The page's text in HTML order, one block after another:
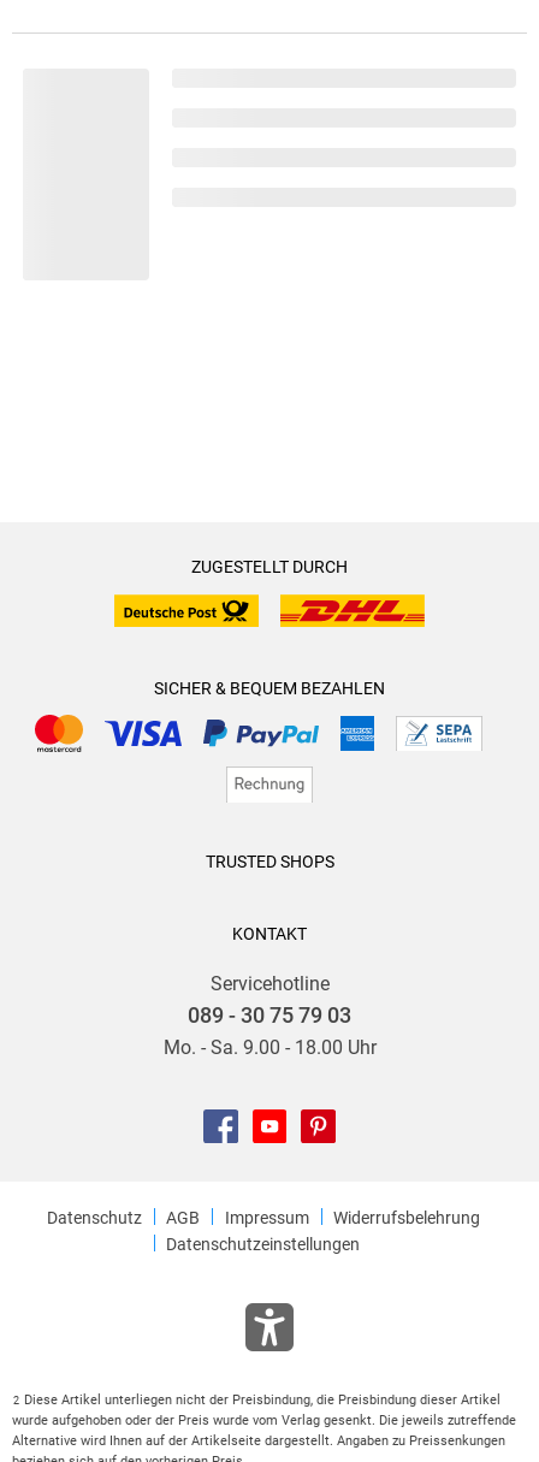
ZUGESTELLT DURCH
SICHER & BEQUEM BEZAHLEN
TRUSTED SHOPS
KONTAKT
Servicehotline
089 - 30 75 79 03
Mo. - Sa. 9.00 - 18.00 Uhr
Datenschutz AGB Impressum
Widerrufsbelehrung
Datenschutzeinstellungen
2
Diese Artikel unterliegen nicht der Preisbindung, die Preisbindung dieser Artikel
wurde aufgehoben oder der Preis wurde vom Verlag gesenkt. Die jeweils zutreffende
Alternative wird Ihnen auf der Artikelseite dargestellt. Angaben zu Preissenkungen